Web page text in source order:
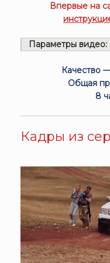
Впервые на
Параметры видео:
Качество
Общая
8
Кадры из